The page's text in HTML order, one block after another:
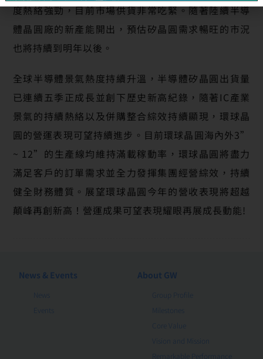
度熱絡強勁，目前市場供貨非常吃緊。隨著陸續半導
體晶圓廠的新產能開出，預估矽晶圓需求暢旺的市況
也將持續到明年以後。
全球半導體景氣熱度持續升溫，半導體矽晶圓出貨量
已連續五季正成長並創下歷史新高紀錄，隨著IC產業
景氣的持續熱絡以及併購整合綜效持續顯現，環球晶
圓的營運表現可望持續進步。目前環球晶圓海內外3”
~ 12”的生產線均維持滿載稼動率，環球晶圓將盡力
滿足客戶的訂單需求並全力發揮集團經營綜效，持續
健全財務體質。展望環球晶圓今年的營收表現將超越
顛峰再創新高！營運成果可望表現耀眼再展成長動能!
News & Events
News
About GW
Group Profile
Milestones
Core Value
Vision and Mission
Remarkable Performance